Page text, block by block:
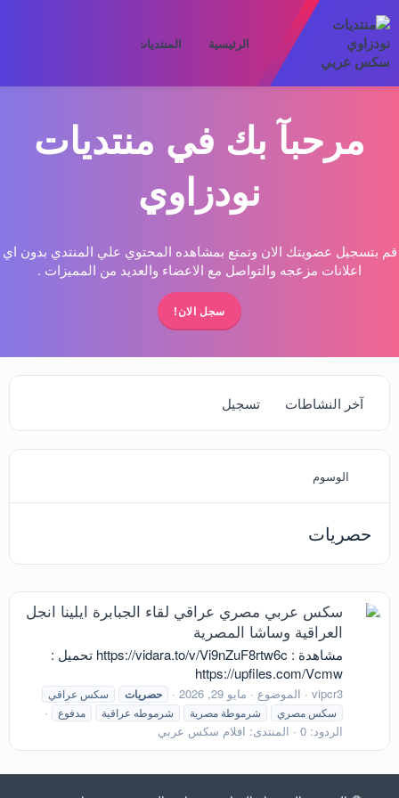
الرئيسية المنتديات
مرحبآ بك في منتديات
نودزاوي
قم بتسجيل عضويتك الان وتمتع بمشاهده المحتوي علي المنتدي بدون اي
اعلانات مزعجه والتواصل مع الاعضاء والعديد من المميزات .
سجل الان!
آخر النشاطات تسجيل
الوسوم
حصريات
سكس عربي مصري عراقي لقاء الجبابرة ايلينا انجل
العراقية وساشا المصرية
مشاهدة : https://vidara.to/v/Vi9nZuF8rtw6c تحميل :
https://upfiles.com/Vcmw
vipcr3 الموضوع مايو 29, 2026 حصريات
سكس عراقي
سكس مصري
شرموطة مصرية شرموطه عراقية مدفوع
الردود: 0 المنتدى: افلام سكس عربي